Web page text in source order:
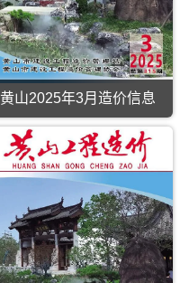
黄山2025年3月造价信息